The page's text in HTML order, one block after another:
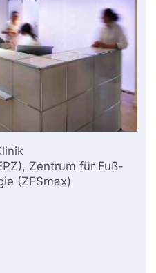
Zentrum für Fuß-
(ZFSmax)